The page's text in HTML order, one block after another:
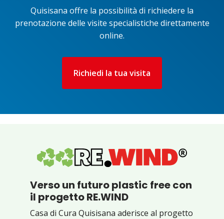
Quisisana offre la possibilità di richiedere la
prenotazione delle visite specialistiche direttamente
online.
Richiedi la tua visita
Verso un futuro plastic free con
il progetto RE.WIND
Casa di Cura Quisisana aderisce al progetto